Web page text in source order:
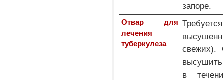
запоре.
Отвар для
лечения
туберкулеза
свежих).
в